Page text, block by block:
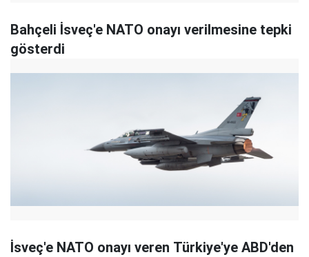
Bahçeli İsveç'e NATO onayı verilmesine tepki
gösterdi
İsveç'e NATO onayı veren Türkiye'ye ABD'den